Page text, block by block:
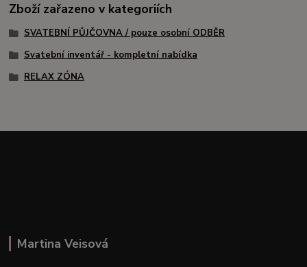
Zboží zařazeno v kategoriích
SVATEBNÍ PŮJČOVNA / pouze osobní ODBĚR
Svatební inventář - kompletní nabídka
RELAX ZÓNA
Martina Veisová